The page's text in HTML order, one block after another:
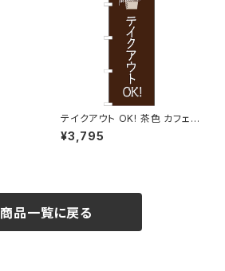
テイクアウト OK! 茶色 カフェ
コーヒー 2 のぼり旗
¥3,795
商品一覧に戻る